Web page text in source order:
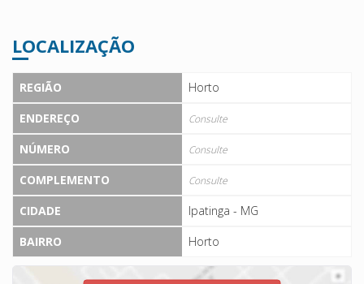
LOCALIZAÇÃO
REGIÃO
Horto
ENDEREÇO
Consulte
NÚMERO Consulte
COMPLEMENTO Consulte
CIDADE
Ipatinga - MG
BAIRRO
Horto